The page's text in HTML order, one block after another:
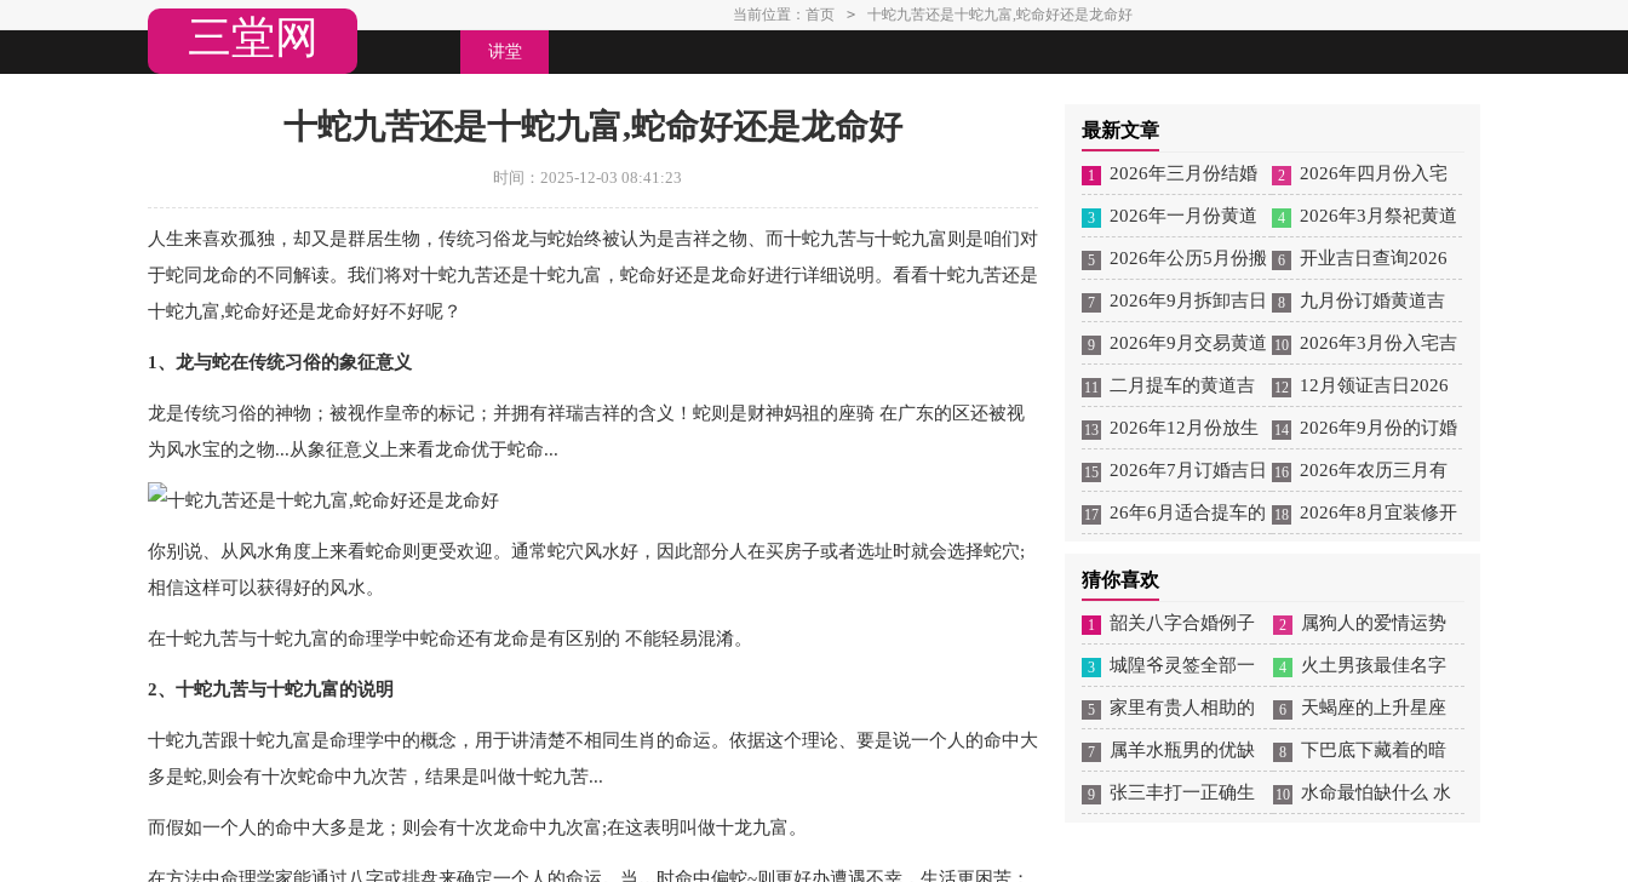
三堂网 讲堂
当前位置： 首页 > 十蛇九苦还是十蛇九富,蛇命好还是龙命好
十蛇九苦还是十蛇九富,蛇命好还是龙命好
时间：2025-12-03 08:41:23
人生来喜欢孤独，却又是群居生物， 传统习俗龙与蛇始终被认为是吉祥之物、而十蛇九苦与十蛇九富则是咱们对
于蛇同龙命的不同解读。我们将对十蛇九苦还是十蛇九富，蛇命好还是龙命好进行详细说明。看看十蛇九苦还是
十蛇九富,蛇命好还是龙命好好不好呢？
1、龙与蛇在传统习俗的象征意义
龙是传统习俗的神物；被视作皇帝的标记；并拥有祥瑞吉祥的含义！蛇则是财神妈祖的座骑 在广东的区还被视
为风水宝的之物...从象征意义上来看龙命优于蛇命...
你别说、从风水角度上来看蛇命则更受欢迎。通常蛇穴风水好，因此部分人在买房子或者选址时就会选择蛇穴;
相信这样可以获得好的风水。
在十蛇九苦与十蛇九富的命理学中蛇命还有龙命是有区别的 不能轻易混淆。
2、十蛇九苦与十蛇九富的说明
十蛇九苦跟十蛇九富是命理学中的概念，用于讲清楚不相同生肖的命运。依据这个理论、要是说一个人的命中大
多是蛇,则会有十次蛇命中九次苦，结果是叫做十蛇九苦...
而假如一个人的命中大多是龙；则会有十次龙命中九次富;在这表明叫做十龙九富。
最新文章
1 2026年三月份结婚
的好日子 202l年3月哪
天是结婚的好日子
2 2026年四月份入宅
吉日 2026年四月哪天入
宅好
3 2026年一月份黄道
吉日有哪些 2026年一月
份的黄道吉日有哪几天
4 2026年3月祭祀黄道
吉日 2026年3月祭祀吉
日查询表
5 2026年公历5月份搬
家吉日 公历5月搬家的
黄道吉日
6 开业吉日查询2026
年2月黄道吉日 开业吉
日2026年2月
7 2026年9月拆卸吉日
2026年9月拆旧房最吉
利的日子
8 九月份订婚黄道吉
日2026年 九月份订婚的
黄道吉日
9 2026年9月交易黄道
吉日 2026年9月交易吉
日
10 2026年3月份入宅吉
日 2026年3月份入宅的
黄道吉日
11 二月提车的黄道吉
日2026年 2026年二月
提车黄道吉日查询
12 12月领证吉日2026
年 12月领证吉日一览表
13 2026年12月份放生
吉日 2026年12月放生时
间表
14 2026年9月份的订婚
黄道吉日 2026年9月订
婚最吉利的日子
15 2026年7月订婚吉日
查询 2026年7月订婚黄
16 2026年农历三月有
哪些黄道吉日 2026年农
17 26年6月适合提车的
子有哪些
18 2026年8月宜装修开
猜你喜欢
1 韶关八字合婚例子
多吗 韶关八字测风水
2 属狗人的爱情运势
是什么意思 属狗的人爱
情观
3 城隍爷灵签全部一
百签 城隍爷灵签解签大
全
4 火土男孩最佳名字
火土属性的字男孩名字
有哪些
5 家里有贵人相助的
风水 家里有贵人是什么
意思
6 天蝎座的上升星座
一览表 天蝎座的上升星
座查询
7 属羊水瓶男的优缺
点 属羊水瓶座男生性格
8 下巴底下藏着的暗
痣图解 下巴尖底下有痣
9 张三丰打一正确生 10 水命最怕缺什么 水